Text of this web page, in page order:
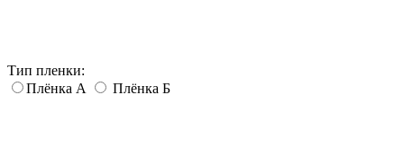
Тип пленки:
Плёнка А
Плёнка Б